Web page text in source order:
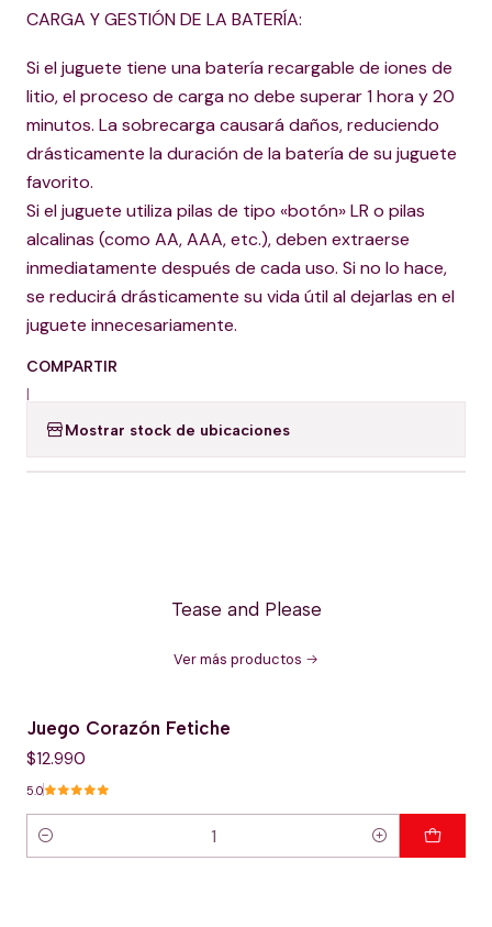
CARGA Y GESTIÓN DE LA BATERÍA:
Si el juguete tiene una batería recargable de iones de
litio, el proceso de carga no debe superar 1 hora y 20
minutos. La sobrecarga causará daños, reduciendo
drásticamente la duración de la batería de su juguete
favorito.
Si el juguete utiliza pilas de tipo «botón» LR o pilas
alcalinas (como AA, AAA, etc.), deben extraerse
inmediatamente después de cada uso. Si no lo hace,
se reducirá drásticamente su vida útil al dejarlas en el
juguete innecesariamente.
COMPARTIR
|
Mostrar stock de ubicaciones
Tease and Please
Ver más productos
Juego Corazón Fetiche
$12.990
5.0
Cantidad